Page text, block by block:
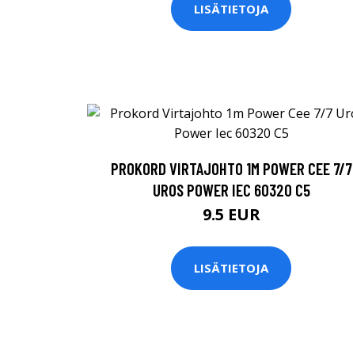
LISÄTIETOJA
PROKORD VIRTAJOHTO 1M POWER CEE 7/7
UROS POWER IEC 60320 C5
9.5 EUR
LISÄTIETOJA